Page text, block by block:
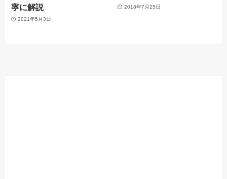
寧に解説
2021年5月3日
2018年7月25日